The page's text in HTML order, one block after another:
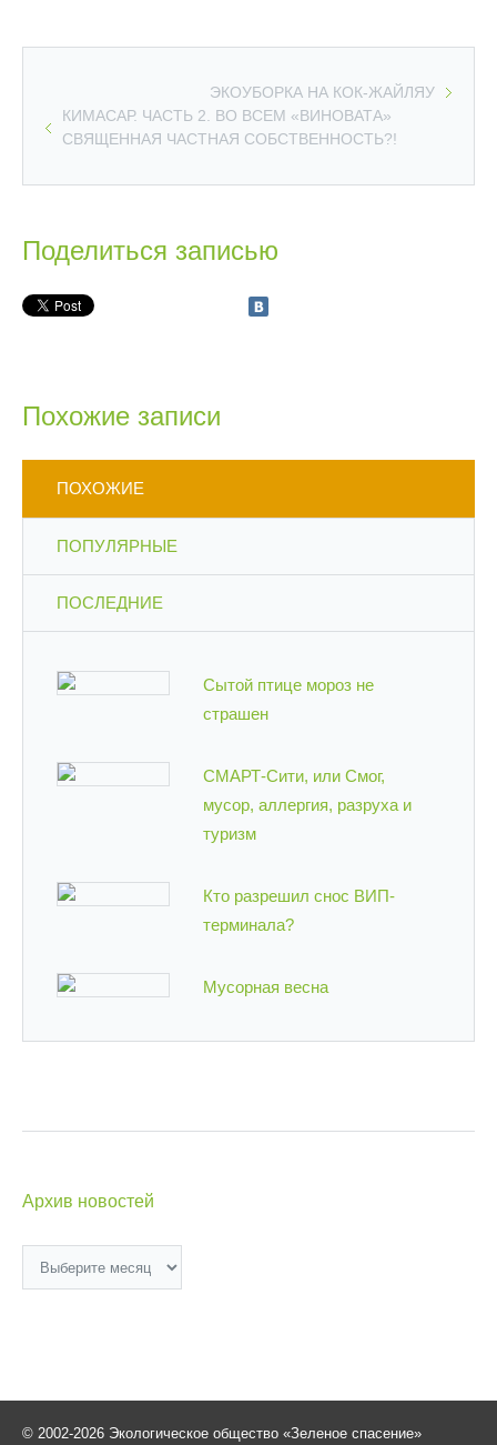
ЭКОУБОРКА НА КОК-ЖАЙЛЯУ
КИМАСАР. ЧАСТЬ 2. ВО ВСЕМ «ВИНОВАТА»
СВЯЩЕННАЯ ЧАСТНАЯ СОБСТВЕННОСТЬ?!
Поделиться записью
Похожие записи
ПОХОЖИЕ
ПОПУЛЯРНЫЕ
ПОСЛЕДНИЕ
Сытой птице мороз не
страшен
СМАРТ-Сити, или Смог,
мусор, аллергия, разруха и
туризм
Кто разрешил снос ВИП-
терминала?
Мусорная весна
Архив новостей
новостей
© 2002-2026 Экологическое общество «Зеленое спасение»